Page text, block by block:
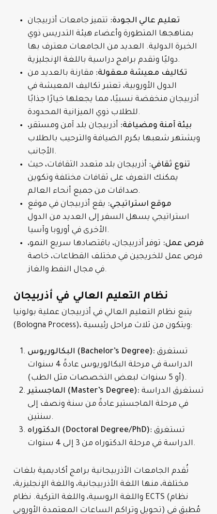
تعليم عالي الجودة: تتميز جامعات أذربيجان
بمناهجها المتطورة وأعضاء هيئة التدريس ذوي
الخبرة الدولية. العديد من الجامعات معترف بها
دوليًا وتقدم برامج دراسية باللغة الإنجليزية.
تكاليف معيشة معقولة: مقارنة بالعديد من
الدول الأوروبية، تعتبر تكاليف المعيشة في
أذربيجان منخفضة نسبيًا، مما يجعلها خيارًا جذابًا
للطلاب ذوي الميزانية المحدودة.
بيئة آمنة ومضيافة: أذربيجان بلد آمن ومستقر،
ويشتهر شعبها بكرم الضيافة والترحيب بالطلاب
الأجانب.
تنوع ثقافي: أذربيجان بلد متعدد الثقافات، حيث
يمكنك التعرف على ثقافات مختلفة وتكوين
صداقات من جميع أنحاء العالم.
موقع استراتيجي: يقع أذربيجان في موقع
استراتيجي يسهل السفر إلى العديد من الدول
الأخرى في أوروبا وآسيا.
فرص عمل: توفر أذربيجان، باقتصادها سريع النمو،
فرص عمل للخريجين في مختلف القطاعات، خاصة
في مجال النفط والغاز.
نظام التعليم العالي في أذربيجان
يتبع نظام التعليم العالي في أذربيجان عملية بولونيا
(Bologna Process)، ويتكون من ثلاث مراحل رئيسية:
البكالوريوس (Bachelor’s Degree):
الدراسة في مرحلة البكالوريوس عادةً 4 سنوات
(أو 5 سنوات لبعض التخصصات مثل الطب).
الماجستير (Master’s Degree):
في مرحلة الماجستير عادةً من سنة ونصف إلى
سنتين.
الدكتوراه (Doctoral Degree/PhD):
الدراسة في مرحلة الدكتوراه من 3 إلى 4 سنوات.
تُقدم الجامعات الأذربيجانية برامج أكاديمية بلغات
مختلفة، منها اللغة الأذربيجانية، واللغة الإنجليزية،
واللغة الروسية، واللغة التركية. نظام ECTS (نظام
تحويل وتراكم الساعات المعتمدة الأوروبي) مُطبق في